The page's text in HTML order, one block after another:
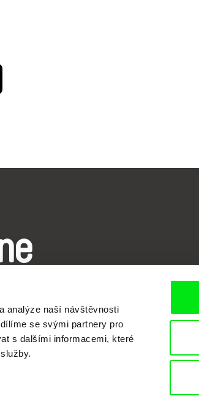
analýze naší návštěvnosti
se svými partnery pro
s dalšími informacemi, které
kino